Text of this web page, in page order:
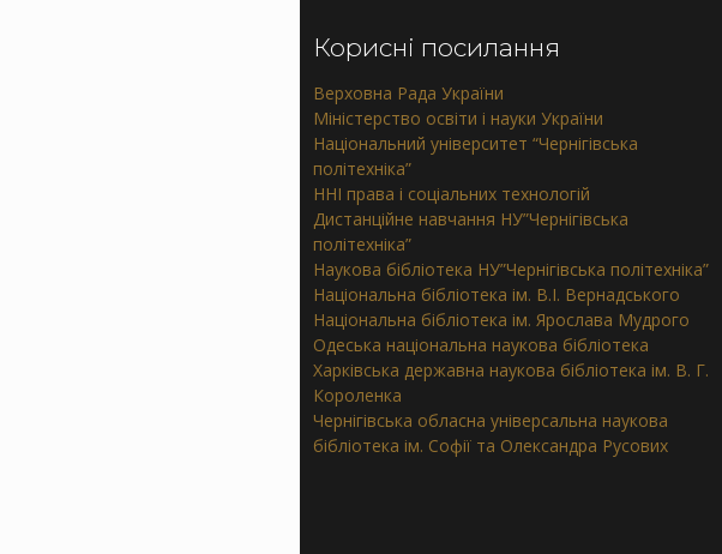
Корисні посилання
Верховна Рада України
Міністерство освіти і науки України
Національний університет “Чернігівська
політехніка”
ННІ права і соціальних технологій
Дистанційне навчання НУ”Чернігівська
політехніка”
Наукова бібліотека НУ”Чернігівська політехніка”
Національна бібліотека ім. В.І. Вернадського
Національна бібліотека ім. Ярослава Мудрого
Одеська національна наукова бібліотека
Харківська державна наукова бібліотека ім. В. Г.
Короленка
Чернігівська обласна універсальна наукова
бібліотека ім. Софії та Олександра Русових